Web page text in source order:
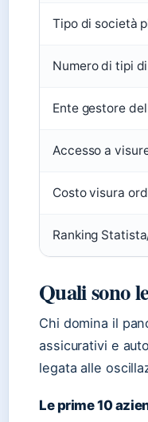
Tipo di società
Numero di tipi
Ente gestore
Accesso a
Costo visura
Ranking
Quali sono
Chi domina il
assicurativi e
legata alle
Le prime 10